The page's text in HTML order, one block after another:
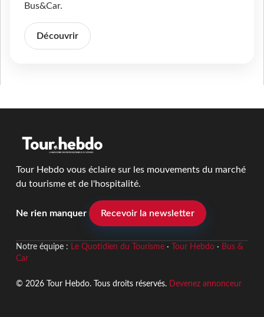
Bus&Car.
Découvrir
Tour Hebdo vous éclaire sur les mouvements du marché
du tourisme et de l'hospitalité.
Ne rien manquer Recevoir la newsletter
Notre équipe : Le Quotidien du Tourisme· Tour Hebdo· Bus &
Car
© 2026 Tour Hebdo. Tous droits réservés. Devenez annonceur